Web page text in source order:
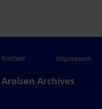
Kontakt Impressum
Arolsen Archives